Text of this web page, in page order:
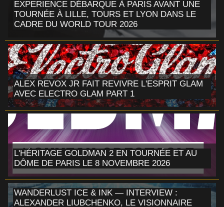
EXPERIENCE DÉBARQUE À PARIS AVANT UNE
TOURNÉE À LILLE, TOURS ET LYON DANS LE
CADRE DU WORLD TOUR 2026
ALEX REVOX JR FAIT REVIVRE L'ESPRIT GLAM
AVEC ELECTRO GLAM PART 1
L'HÉRITAGE GOLDMAN 2 EN TOURNÉE ET AU
DÔME DE PARIS LE 8 NOVEMBRE 2026
WANDERLUST ICE & INK — INTERVIEW :
ALEXANDER LIUBCHENKO, LE VISIONNAIRE